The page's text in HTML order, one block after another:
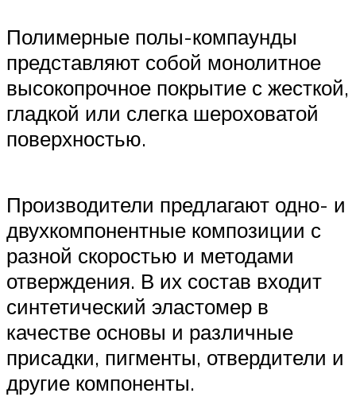
Полимерные полы-компаунды
представляют собой монолитное
высокопрочное покрытие с жесткой,
гладкой или слегка шероховатой
поверхностью.
Производители предлагают одно- и
двухкомпонентные композиции с
разной скоростью и методами
отверждения. В их состав входит
синтетический эластомер в
качестве основы и различные
присадки, пигменты, отвердители и
другие компоненты.